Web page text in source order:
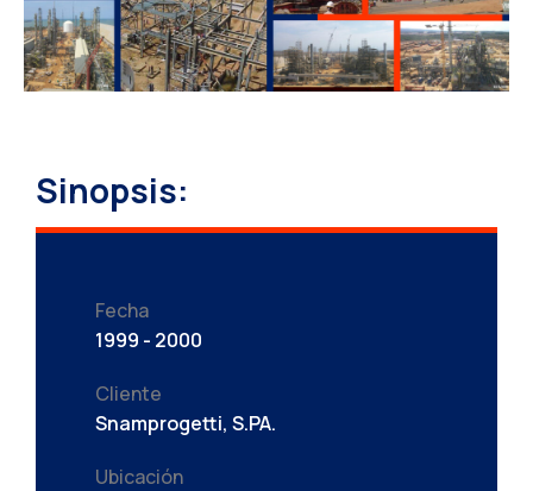
Sinopsis:
Fecha
1999 - 2000
Cliente
Snamprogetti, S.PA.
Ubicación